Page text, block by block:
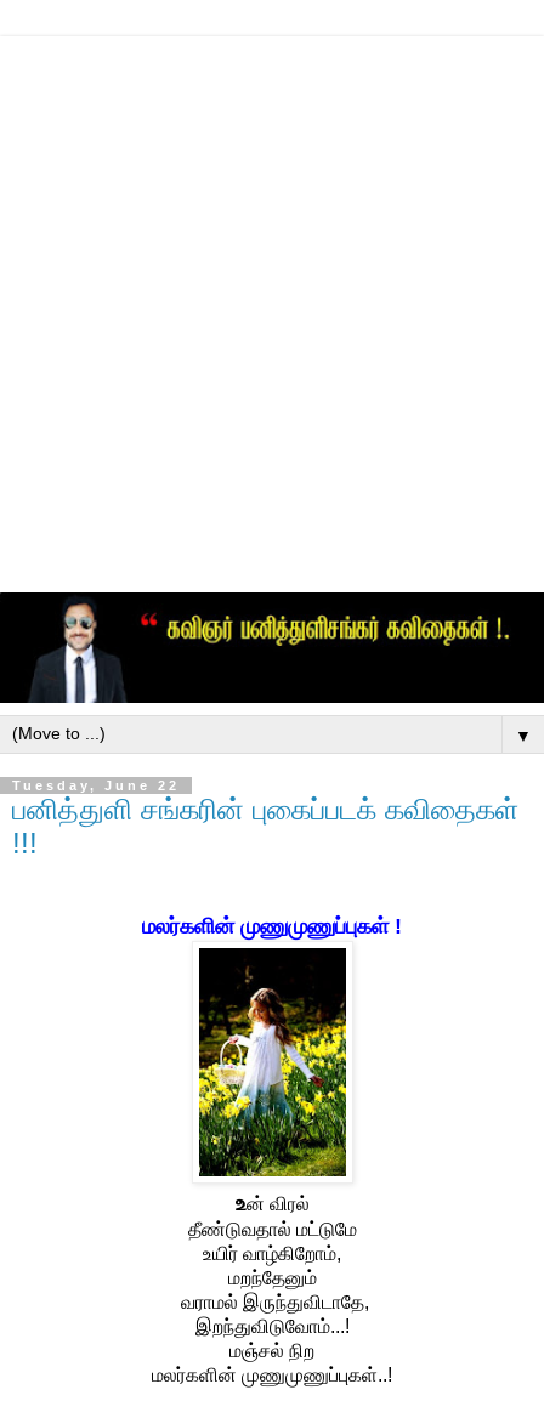
▼
Tuesday, June 22
பனித்துளி சங்கரின் புகைப்படக் கவிதைகள்
!!!
மலர்களின் முணுமுணுப்புகள் !
உன் விரல்
தீண்டுவதால் மட்டுமே
உயிர் வாழ்கிறோம்,
மறந்தேனும்
வராமல் இருந்துவிடாதே,
இறந்துவிடுவோம்...!
மஞ்சல் நிற
மலர்களின் முணுமுணுப்புகள்..!